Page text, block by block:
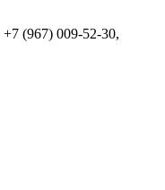
+7 (967) 009-52-30,